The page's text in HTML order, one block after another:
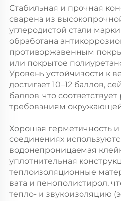
Стабильная и прочная
сварена из
углеродистой стали
обработана
противоржавенным
или покрытое
Уровень устойчивости к
достигает 10–12 баллов,
баллов, что
требованиям
Хорошая герметичность и
соединениях
водонепроницаемая
уплотнительная
теплоизоляционные
вата и пенополистирол,
тепло- и звукоизоляцию